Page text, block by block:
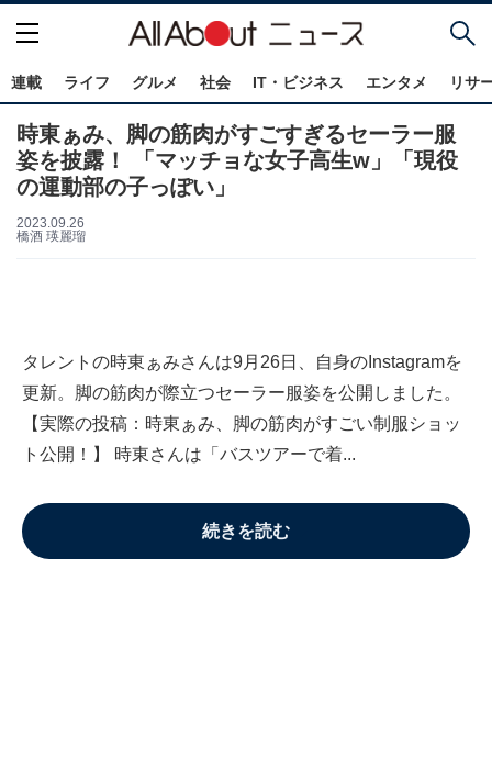
連載 ライフ グルメ 社会 IT・ビジネス エンタメ リサ
時東ぁみ、脚の筋肉がすごすぎるセーラー服
姿を披露！ 「マッチョな女子高生w」「現役
の運動部の子っぽい」
2023.09.26
橋酒 瑛麗瑠
タレントの時東ぁみさんは9月26日、自身のInstagramを
更新。脚の筋肉が際立つセーラー服姿を公開しました。
【実際の投稿：時東ぁみ、脚の筋肉がすごい制服ショッ
ト公開！】 時東さんは「バスツアーで着...
続きを読む